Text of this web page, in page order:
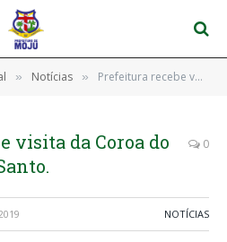
» Notícias » Prefeitura recebe visita da Coroa do Divino Espírito Santo.
visita da Coroa do
0
NOTÍCIAS